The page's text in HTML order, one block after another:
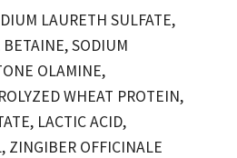
LAURETH SULFATE,
BETAINE, SODIUM
OLAMINE,
WHEAT PROTEIN,
LACTIC ACID,
ZINGIBER OFFICINALE